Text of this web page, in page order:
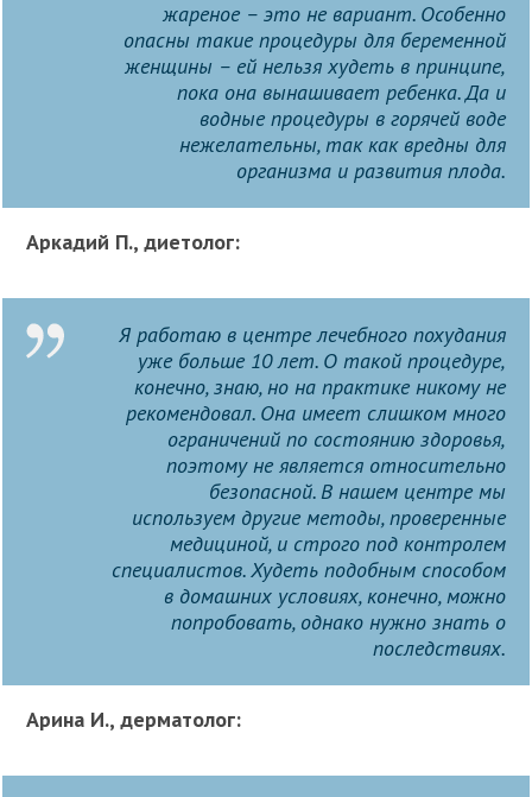
жареное – это не вариант. Особенно
опасны такие процедуры для беременной
женщины – ей нельзя худеть в принципе,
пока она вынашивает ребенка. Да и
водные процедуры в горячей воде
нежелательны, так как вредны для
организма и развития плода.
Аркадий П., диетолог:
Я работаю в центре лечебного похудания
уже больше 10 лет. О такой процедуре,
конечно, знаю, но на практике никому не
рекомендовал. Она имеет слишком много
ограничений по состоянию здоровья,
поэтому не является относительно
безопасной. В нашем центре мы
используем другие методы, проверенные
медициной, и строго под контролем
специалистов. Худеть подобным способом
в домашних условиях, конечно, можно
попробовать, однако нужно знать о
последствиях.
Арина И., дерматолог: